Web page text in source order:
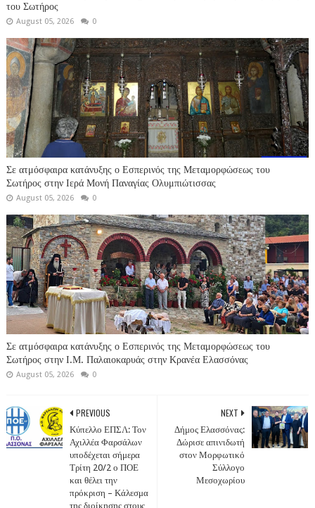
του Σωτήρος
August 05, 2026 0
Σε ατμόσφαιρα κατάνυξης ο Εσπερινός της Μεταμορφώσεως του
Σωτήρος στην Ιερά Μονή Παναγίας Ολυμπιώτισσας
August 05, 2026 0
Σε ατμόσφαιρα κατάνυξης ο Εσπερινός της Μεταμορφώσεως του
Σωτήρος στην Ι.Μ. Παλαιοκαρυάς στην Κρανέα Ελασσόνας
August 05, 2026 0
NEXT
Δήμος Ελασσόνας:
Δώρισε απινιδωτή
στον Μορφωτικό
Σύλλογο
Μεσοχωρίου
PREVIOUS
Κύπελλο ΕΠΣΛ: Τον
Αχιλλέα Φαρσάλων
υποδέχεται σήμερα
Τρίτη 20/2 ο ΠΟΕ
και θέλει την
πρόκριση – Κάλεσμα
της διοίκησης στους